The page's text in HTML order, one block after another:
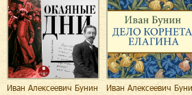
Иван Алексеевич Бунин Иван Алексеевич